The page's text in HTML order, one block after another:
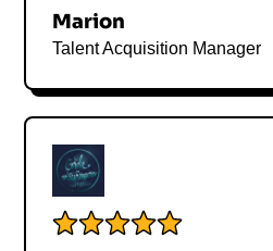
Marion
Talent Acquisition Manager